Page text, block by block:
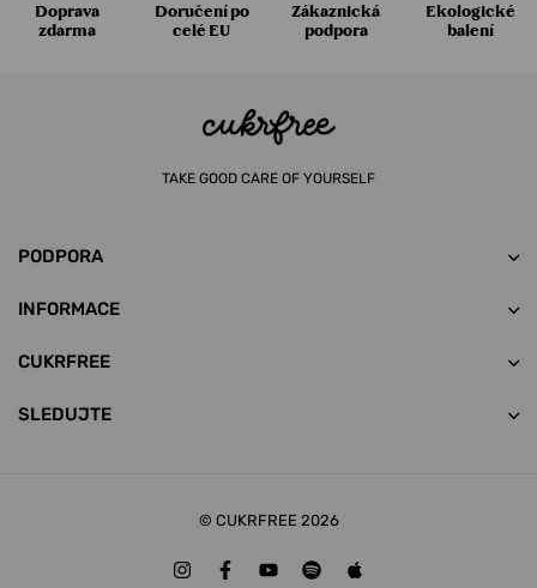
Doprava
zdarma
Doručení po
celé EU
Zákaznická
podpora
Ekologické
balení
TAKE GOOD CARE OF YOURSELF
PODPORA
INFORMACE
CUKRFREE
SLEDUJTE
© CUKRFREE 2026